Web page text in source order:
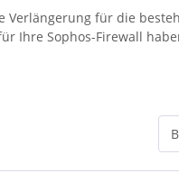
Verlängerung für die
Ihre Sophos-Firewall